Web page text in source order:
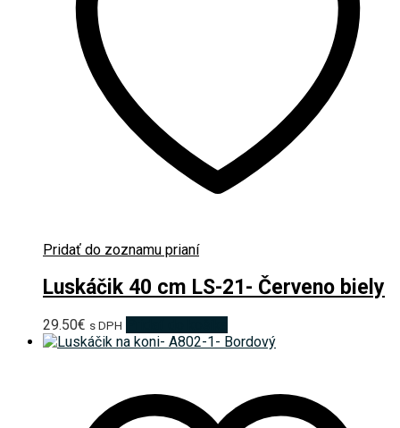
Pridať do zoznamu prianí
Luskáčik 40 cm LS-21- Červeno biely
29.50€ s DPH